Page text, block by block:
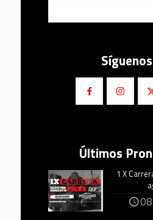
Últimos
1 X